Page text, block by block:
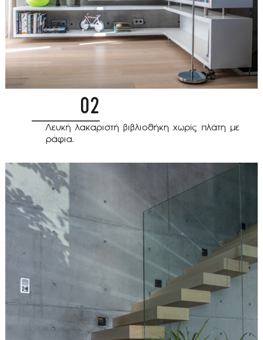
02
Λευκή λακαριστή βιβλιοθήκη χωρίς πλάτη με
ράφια.